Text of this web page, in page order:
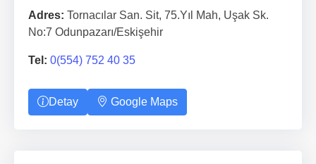
Adres: Tornacılar San. Sit, 75.Yıl Mah, Uşak Sk.
No:7 Odunpazarı/Eskişehir
Tel: 0(554) 752 40 35
Detay Google Maps